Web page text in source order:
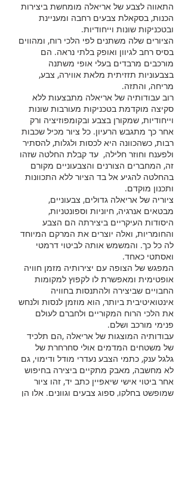
התאווה לצבע של אריאלה מומחשת ביצירות
הכנות, בסקאלת צבעים רחבה ומעניינת
ובטכניקות שונות וייחודיות.
הציורים שלה משתנים לפי הלכי רוח, ומהווים
בסיס רחב לגיוון ואופק בלתי נראה. הם
מורכבים מרבדים בעלי אופי משתנה
בצבעוניות תזזיתית מלאת אווירה, צבע,
מריחה, והתזה.
רוב עבודותיה של אריאלה מתבצעות ללא
סקיצה מוקדמת בטכניקות מעורבות שונות
וייחודיות, שמקורן בצבע ובקומפוזיציה ורק
אחר כך מתגבש הרעיון. כל ציור מכיל שכבות
רבות, כשהכוונה היא לכסות ולגלות, להסתיר
ולפענח וחוזר חלילה, עד קבלת החלטה שזהו
זה, המחברים הצורנים והצבעוניים מקורם
בהחלטה להגיע אל בד הציור ללא התכוונות
ותכנון מוקדם.
ציוריה של אריאלה גדולים, צבעוניים,
מבטאים אנרגיה, חיוניות וספונטניות,
היסודות העיקריים ביצירתה הם הצבע
והחומריות, ואלה יוצרים את המרקם המיוחד
לה כל כך. והמשמש אותה לביטוי דרמטי
ואסתטי כאחד.
המפגש של הצופה עם יצירותיה מזמן חוויה
אופטימית ומאפשרת לו לקפוץ למקומות
החבויים שביצירה ולהתנסות בחוויה
אינטואיטיבית ביותר, הוא מוזמן לנסות ולנחש
את הלכי הרוח המקוריים ולחברם לעולם
פנימי מורכב ושלם.
עבודותיה המוצגות של אריאלה ,הם תלכיד
של משטחים המדמים אולי סחרחרת של
גלגל ענק, כתמי הצבע נעדרי מודל ודימוי, גם
לא מחשבה, מאבק מתקיים ביצירה בחיפוש
אחר ביטוי אישי שיאפיין כתב יד, זהו ציור
שמופשט בחלקו, ספוג צבעים וגוונים. אלו הן